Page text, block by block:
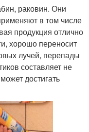
раковин. Они
в том числе
продукция отлично
хорошо переносит
лучей, перепады
составляет не
достигать